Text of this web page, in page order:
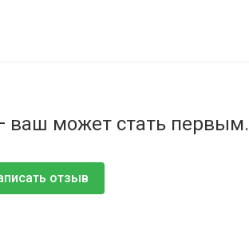
ваш может стать первым.
отзыв